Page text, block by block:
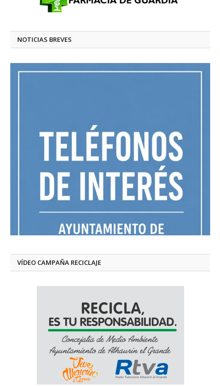
NOTICIAS BREVES
VÍDEO CAMPAÑA RECICLAJE